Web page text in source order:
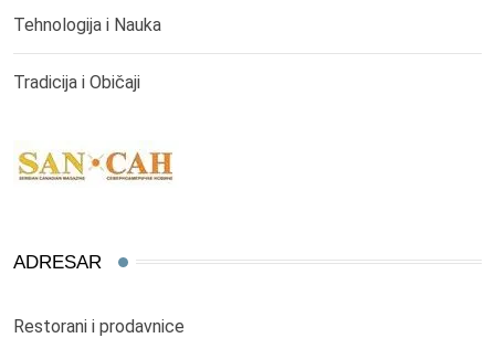
Tehnologija i Nauka
Tradicija i Običaji
ADRESAR
Restorani i prodavnice